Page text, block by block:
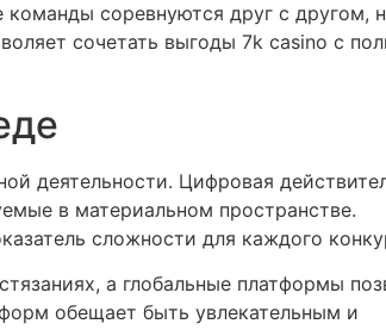
соревнуются друг с другом,
сочетать выгоды 7k casino с
деятельности. Цифровая
в материальном пространстве.
сложности для каждого
а глобальные платформы
обещает быть увлекательным и